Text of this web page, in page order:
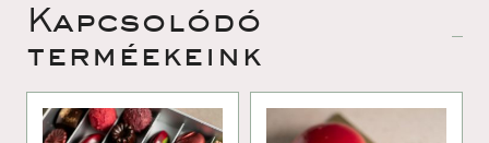
Kapcsolódó
terméekeink